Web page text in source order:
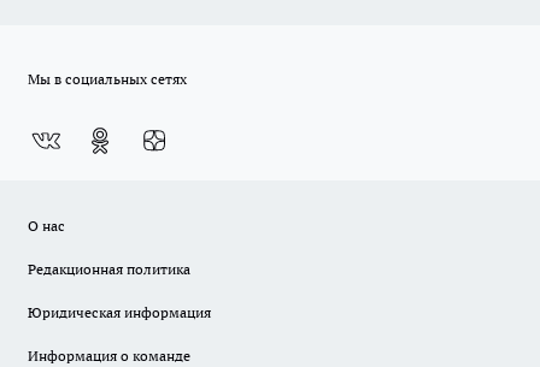
Мы в социальных сетях
О нас
Редакционная политика
Юридическая информация
Информация о команде